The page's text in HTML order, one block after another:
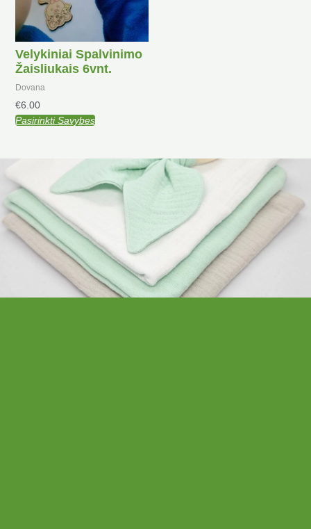
Velykiniai Spalvinimo
Žaisliukais 6vnt.
Dovana
€6.00
Pasirinkti Savybes
options
may
be
chosen
on
the
product
page